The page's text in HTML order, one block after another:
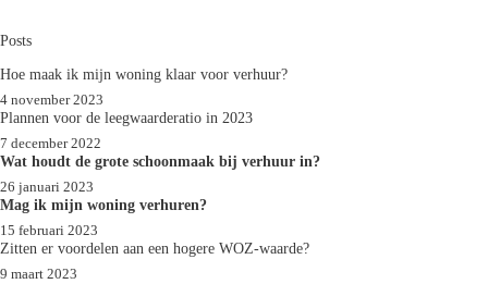
Posts
Hoe maak ik mijn woning klaar voor verhuur?
4 november 2023
Plannen voor de leegwaarderatio in 2023
7 december 2022
Wat houdt de grote schoonmaak bij verhuur in?
26 januari 2023
Mag ik mijn woning verhuren?
15 februari 2023
Zitten er voordelen aan een hogere WOZ-waarde?
9 maart 2023